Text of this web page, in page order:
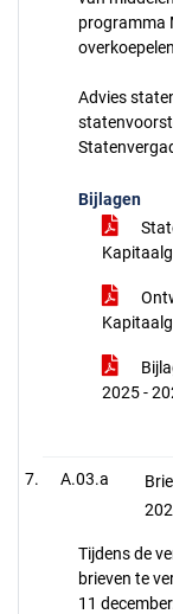
programma
Advies
Bijlagen
2025 -
A.03.a
Tijdens de
brieven te
11